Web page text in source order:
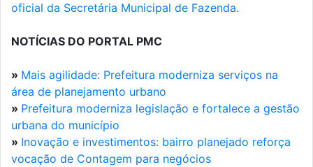
oficial da Secretária Municipal de Fazenda.
NOTÍCIAS DO PORTAL PMC
» Mais agilidade: Prefeitura moderniza serviços na
área de planejamento urbano
» Prefeitura moderniza legislação e fortalece a gestão
urbana do município
» Inovação e investimentos: bairro planejado reforça
vocação de Contagem para negócios